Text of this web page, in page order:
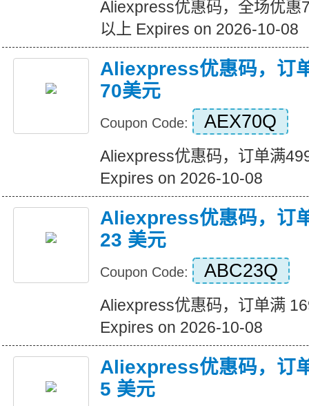
Aliexpress优惠码，全场优惠
以上 Expires on 2026-10-08
Aliexpress优惠码，订
70美元
Coupon Code: AEX70Q
Aliexpress优惠码，订单满
Expires on 2026-10-08
Aliexpress优惠码，订
23 美元
Coupon Code: ABC23Q
Aliexpress优惠码，订单满
Expires on 2026-10-08
Aliexpress优惠码，订
5 美元